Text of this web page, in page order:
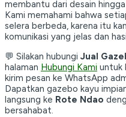
membantu dari desain
Kami memahami bahwa
selera berbeda, karena itu
komunikasi yang jelas dan
💬 Silakan hubungi Jual
halaman Hubungi Kami untuk
kirim pesan ke WhatsApp
Dapatkan gazebo kayu
langsung ke Rote Ndao
bersahabat.